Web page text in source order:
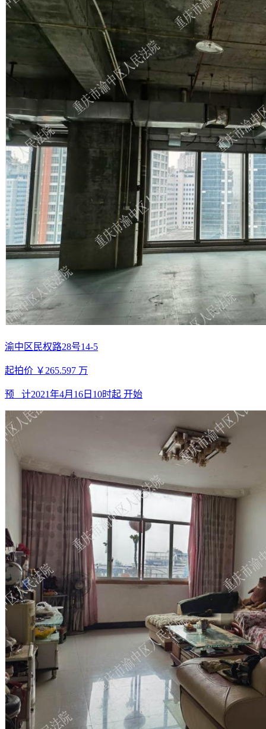
渝中区民权路28号14-5
起拍价 ￥265.597 万
预 计2021年4月16日10时起 开始